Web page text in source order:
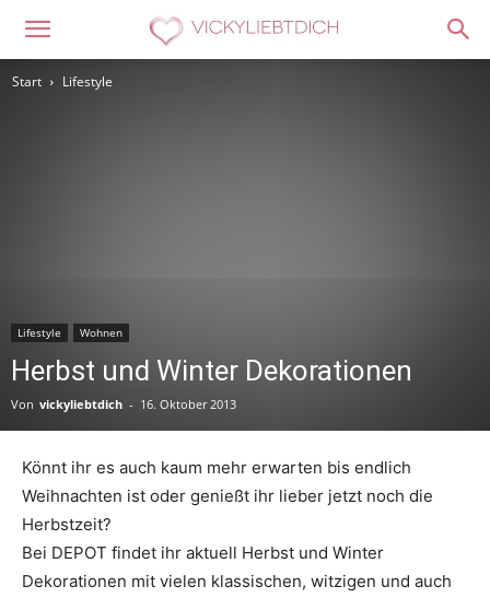
Start Lifestyle
Lifestyle Wohnen
Herbst und Winter Dekorationen
Von vickyliebtdich - 16. Oktober 2013
Könnt ihr es auch kaum mehr erwarten bis endlich
Weihnachten ist oder genießt ihr lieber jetzt noch die
Herbstzeit?
Bei DEPOT findet ihr aktuell Herbst und Winter
Dekorationen mit vielen klassischen, witzigen und auch